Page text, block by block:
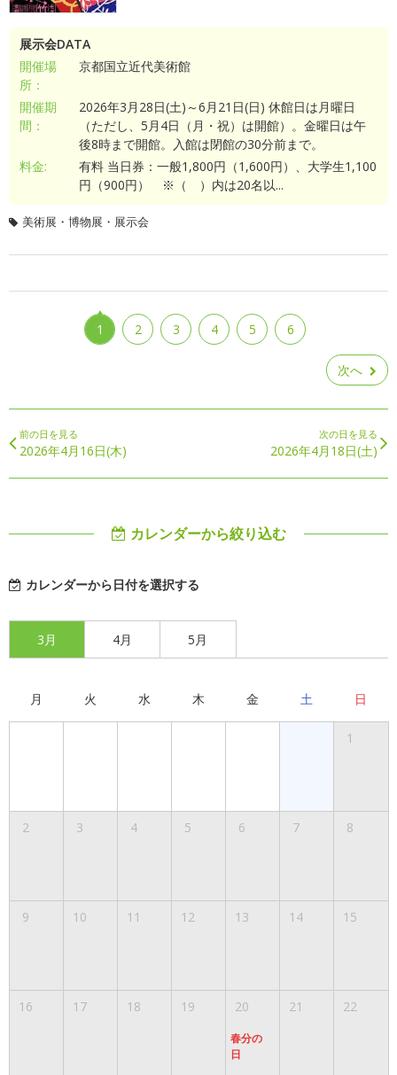
展示会DATA
開催場
所：
京都国立近代美術館
開催期
間：
2026年3月28日(土)～6月21日(日) 休館日は月曜日
（ただし、5月4日（月・祝）は開館）。金曜日は午
後8時まで開館。入館は閉館の30分前まで。
料金:
有料 当日券：一般1,800円（1,600円）、大学生1,100
円（900円） ※（ ）内は20名以...
美術展・博物展・展示会
1 2 3 4 5 6
次へ
前の日を見る
2026年4月16日(木)
次の日を見る
2026年4月18日(土)
カレンダーから絞り込む
カレンダーから日付を選択する
3月 4月 5月
月 火 水 木 金 土 日
1
2 3 4 5 6 7 8
9 10 11 12 13 14 15
16 17 18 19 20
春分の
日
21 22